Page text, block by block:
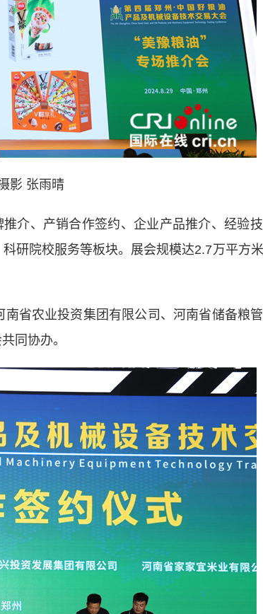
影 张雨晴
介、产销合作签约、企业产品推介、经验
研院校服务等板块。展会规模达2.7万平方
农业投资集团有限公司、河南省储备粮
同协办。